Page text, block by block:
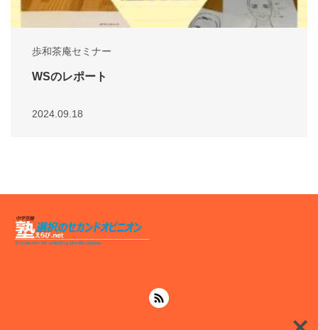
歩和茶庵セミナー
WSのレポート
2024.09.18